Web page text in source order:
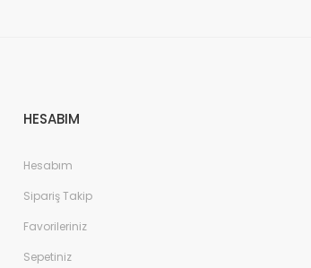
HESABIM
Hesabım
Sipariş Takip
Favorileriniz
Sepetiniz